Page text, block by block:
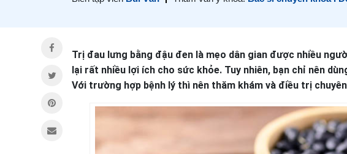
Trị đau lưng bằng đậu đen là mẹo dân gian được nhiều
lại rất nhiều lợi ích cho sức khỏe. Tuy nhiên, bạn chỉ nên
Với trường hợp bệnh lý thì nên thăm khám và điều trị